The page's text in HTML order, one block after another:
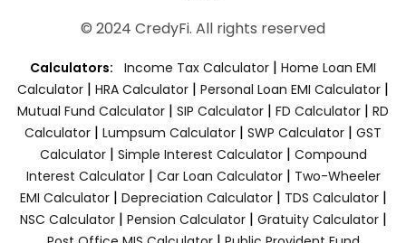
© 2024 CredyFi. All rights reserved
Calculators: Income Tax Calculator | Home Loan EMI
Calculator | HRA Calculator | Personal Loan EMI Calculator |
Mutual Fund Calculator | SIP Calculator | FD Calculator | RD
Calculator | Lumpsum Calculator | SWP Calculator | GST
Calculator| Simple Interest Calculator| Compound
Interest Calculator| Car Loan Calculator| Two-Wheeler
EMI Calculator| Depreciation Calculator| TDS Calculator|
NSC Calculator| Pension Calculator| Gratuity Calculator|